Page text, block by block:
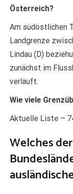
Österreich?
Am südöstlichen
Landgrenze
Lindau (D)
zunächst im
verläuft.
Wie viele
Aktuelle Liste –
Welches